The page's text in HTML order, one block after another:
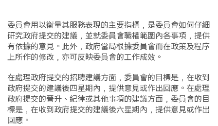
委員會用以衡量其服務表現的主要指標﹐是委員會如何仔細
研究政府提交的建議﹐並就委員會職權範圍內各事項﹐提供
有依據的意見。此外﹐政府當局根據委員會而在政策及程序
上所作的修改﹐亦可反映委員會的工作成效。
在處理政府提交的招聘建議方面﹐委員會的目標是﹐在收到
政府提交的建議後四星期內﹐提供意見或作出回應。在處理
政府提交的晉升、紀律或其他事項的建議方面﹐委員會的目
標是﹐在收到政府提交的建議後六星期內﹐提供意見或作出
回應。